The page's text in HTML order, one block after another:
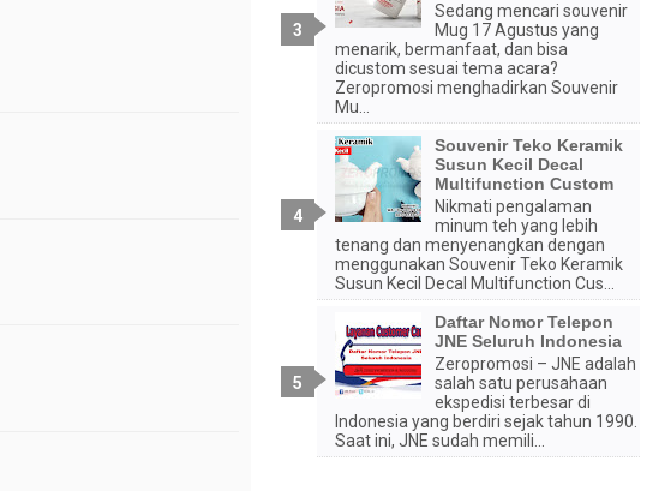
Sedang mencari souvenir
Mug 17 Agustus yang
menarik, bermanfaat, dan bisa
dicustom sesuai tema acara?
Zeropromosi menghadirkan Souvenir
Mu...
Souvenir Teko Keramik
Susun Kecil Decal
Multifunction Custom
Nikmati pengalaman
minum teh yang lebih
tenang dan menyenangkan dengan
menggunakan Souvenir Teko Keramik
Susun Kecil Decal Multifunction Cus...
Daftar Nomor Telepon
JNE Seluruh Indonesia
Zeropromosi – JNE adalah
salah satu perusahaan
ekspedisi terbesar di
Indonesia yang berdiri sejak tahun 1990.
Saat ini, JNE sudah memili...